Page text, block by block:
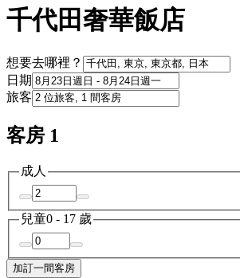
千代田奢華飯店
想要去哪裡？
日期
旅客
客房 1
成人
兒童0 - 17 歲
加訂一間客房